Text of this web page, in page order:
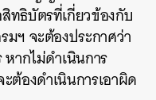
ทธิบัตรที่เกี่ยวข้องกับ
ฯ จะต้องประกาศว่า
ากไม่ดำเนินการ
ต้องดำเนินการเอาผิด